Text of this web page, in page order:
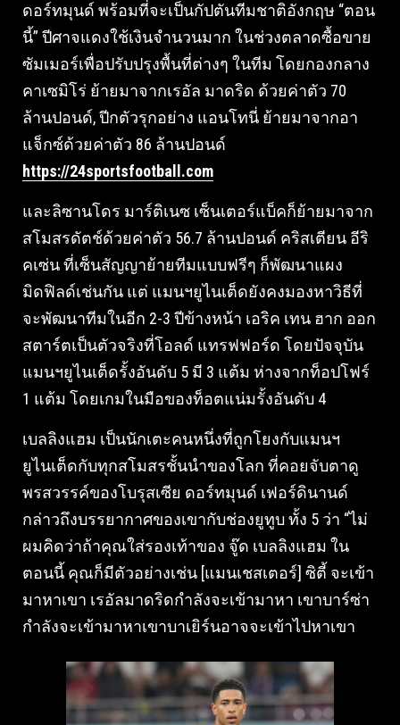
ดอร์ทมุนด์ พร้อมที่จะเป็นกัปตันทีมชาติอังกฤษ “ตอน
นี้” ปีศาจแดงใช้เงินจํานวนมาก ในช่วงตลาดซื้อขาย
ซัมเมอร์เพื่อปรับปรุงพื้นที่ต่างๆ ในทีม โดยกองกลาง
คาเซมิโร่ ย้ายมาจากเรอัล มาดริด ด้วยค่าตัว 70
ล้านปอนด์, ปีกตัวรุกอย่าง แอนโทนี่ ย้ายมาจากอา
แจ็กซ์ด้วยค่าตัว 86 ล้านปอนด์
https://24sportsfootball.com
และลิซานโดร มาร์ติเนซ เซ็นเตอร์แบ็คก็ย้ายมาจาก
สโมสรดัตช์ด้วยค่าตัว 56.7 ล้านปอนด์ คริสเตียน อีริ
คเซ่น ที่เซ็นสัญญาย้ายทีมแบบฟรีๆ ก็พัฒนาแผง
มิดฟิลด์เช่นกัน แต่ แมนฯยูไนเต็ดยังคงมองหาวิธีที่
จะพัฒนาทีมในอีก 2-3 ปีข้างหน้า เอริค เทน ฮาก ออก
สตาร์ตเป็นตัวจริงที่โอลด์ แทรฟฟอร์ด โดยปัจจุบัน
แมนฯยูไนเต็ดรั้งอันดับ 5 มี 3 แต้ม ห่างจากท็อปโฟร์
1 แต้ม โดยเกมในมือของท็อตแน่มรั้งอันดับ 4
เบลลิงแฮม เป็นนักเตะคนหนึ่งที่ถูกโยงกับแมนฯ
ยูไนเต็ดกับทุกสโมสรชั้นนําของโลก ที่คอยจับตาดู
พรสวรรค์ของโบรุสเซีย ดอร์ทมุนด์ เฟอร์ดินานด์
กล่าวถึงบรรยากาศของเขากับช่องยูทูบ ทั้ง 5 ว่า “ไม่
ผมคิดว่าถ้าคุณใส่รองเท้าของ จู๊ด เบลลิงแฮม ใน
ตอนนี้ คุณก็มีตัวอย่างเช่น [แมนเชสเตอร์] ซิตี้ จะเข้า
มาหาเขา เรอัลมาดริดกําลังจะเข้ามาหา เขาบาร์ซ่า
กําลังจะเข้ามาหาเขาบาเยิร์นอาจจะเข้าไปหาเขา